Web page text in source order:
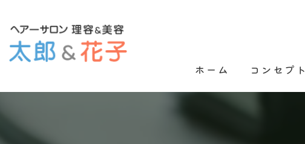
ホーム コンセプト